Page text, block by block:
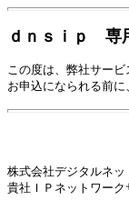
ｄｎｓｉｐ 専
この度は、弊社サー
お申込になられる前に
株式会社デジタルネ
貴社ＩＰネットワー